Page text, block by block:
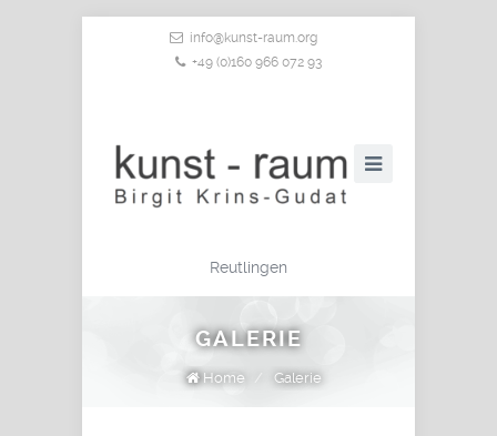
info@kunst-raum.org
+49 (0)160 966 072 93
Reutlingen
GALERIE
Home Galerie